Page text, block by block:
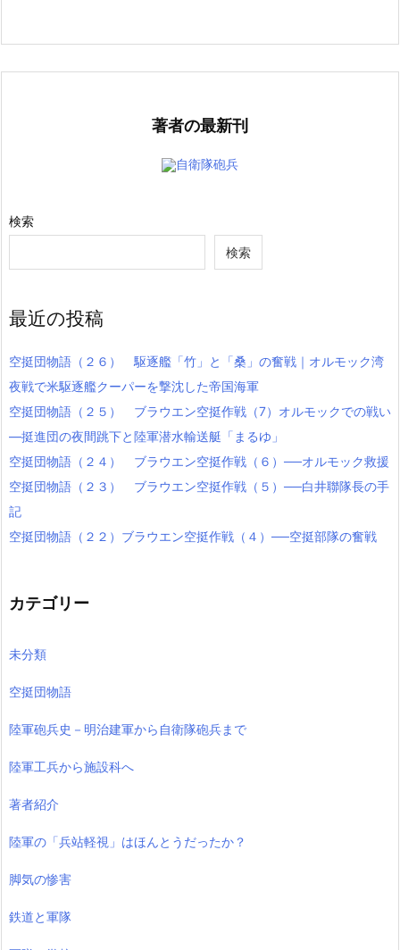
著者の最新刊
自衛隊砲兵
検索
検索
最近の投稿
空挺団物語（２６） 駆逐艦「竹」と「桑」の奮戦｜オルモック湾
夜戦で米駆逐艦クーパーを撃沈した帝国海軍
空挺団物語（２５） ブラウエン空挺作戦（7）オルモックでの戦い
―挺進団の夜間跳下と陸軍潜水輸送艇「まるゆ」
空挺団物語（２４） ブラウエン空挺作戦（６）──オルモック救援
空挺団物語（２３） ブラウエン空挺作戦（５）──白井聯隊長の手
記
空挺団物語（２２）ブラウエン空挺作戦（４）──空挺部隊の奮戦
カテゴリー
未分類
空挺団物語
陸軍砲兵史－明治建軍から自衛隊砲兵まで
陸軍工兵から施設科へ
著者紹介
陸軍の「兵站軽視」はほんとうだったか？
脚気の惨害
鉄道と軍隊